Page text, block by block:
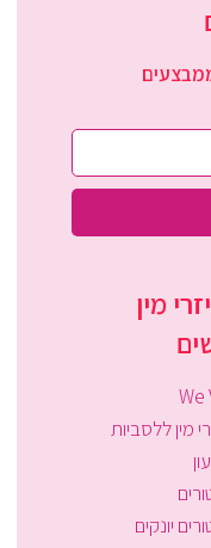
מין
We
מין ללסביות
יונקים